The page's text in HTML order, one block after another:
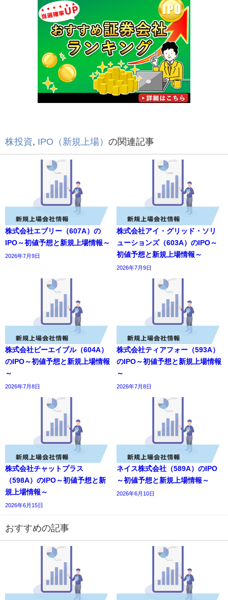
株投資, IPO（新規上場） の関連記事
株式会社エブリー（607A）の
IPO～初値予想と新規上場情報～
2026年7月9日
株式会社アイ・グリッド・ソリ
ューションズ（603A）のIPO～
初値予想と新規上場情報～
2026年7月9日
株式会社ビーエイブル（604A）
のIPO～初値予想と新規上場情報
～
2026年7月8日
株式会社ティアフォー（593A）
のIPO～初値予想と新規上場情報
～
2026年7月8日
株式会社チャットプラス
（598A）のIPO～初値予想と新
規上場情報～
2026年6月15日
ネイス株式会社（589A）のIPO
～初値予想と新規上場情報～
2026年6月10日
おすすめの記事